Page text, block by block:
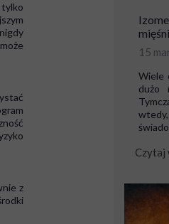
15
Wiele
dużo
Czytaj
z